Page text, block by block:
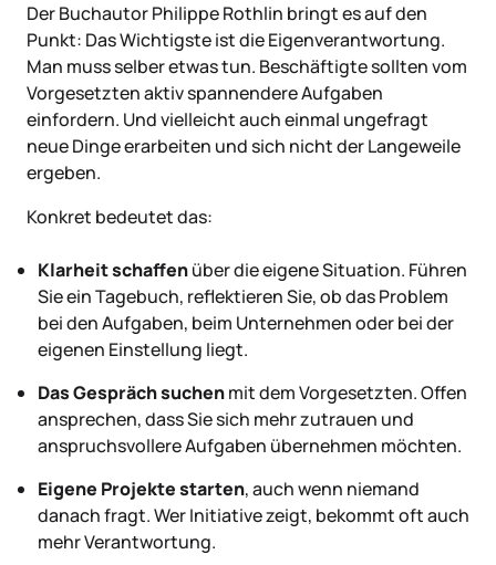
Der Buchautor Philippe Rothlin bringt es auf den
Punkt: Das Wichtigste ist die Eigenverantwortung.
Man muss selber etwas tun. Beschäftigte sollten vom
Vorgesetzten aktiv spannendere Aufgaben
einfordern. Und vielleicht auch einmal ungefragt
neue Dinge erarbeiten und sich nicht der Langeweile
ergeben.
Konkret bedeutet das:
Klarheit schaffenüber die eigene Situation. Führen
Sie ein Tagebuch, reflektieren Sie, ob das Problem
bei den Aufgaben, beim Unternehmen oder bei der
eigenen Einstellung liegt.
Das Gespräch suchenmit dem Vorgesetzten. Offen
ansprechen, dass Sie sich mehr zutrauen und
anspruchsvollere Aufgaben übernehmen möchten.
Eigene Projekte starten, auch wenn niemand
danach fragt. Wer Initiative zeigt, bekommt oft auch
mehr Verantwortung.